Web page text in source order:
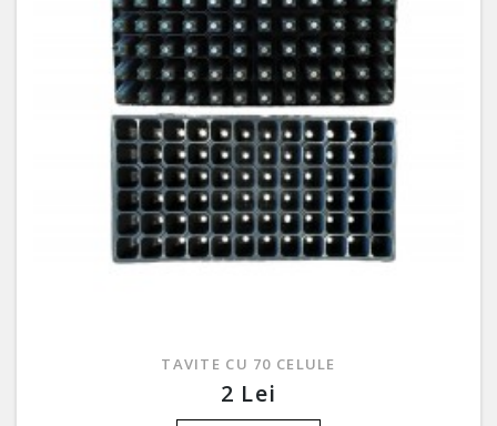
TAVITE CU 70 CELULE
2 Lei